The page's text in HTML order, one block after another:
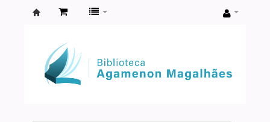
Agamenon
Magalhães